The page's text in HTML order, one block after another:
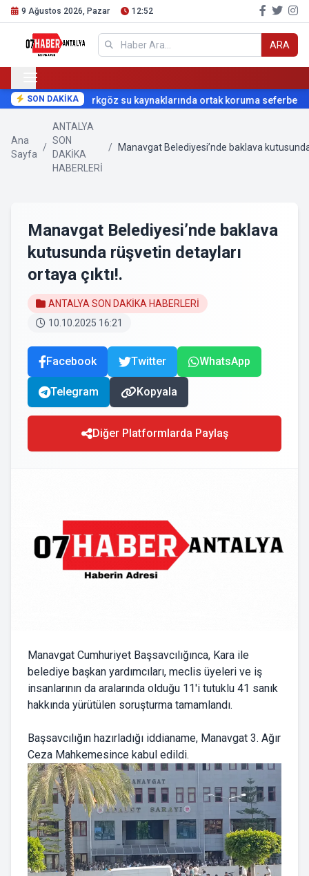
9 Ağustos 2026, Pazar 12:52
ARA
SON DAKİKAKırkgöz su kaynaklarında ortak koruma seferberliği
Ana
Sayfa
/
ANTALYA
SON
DAKİKA
HABERLERİ
/ Manavgat Belediyesi’nde baklava
Manavgat Belediyesi’nde baklava
kutusunda rüşvetin detayları
ortaya çıktı!.
ANTALYA SON DAKİKA HABERLERİ
10.10.2025 16:21
Facebook Twitter WhatsApp
Telegram Kopyala
Diğer Platformlarda Paylaş
Manavgat Cumhuriyet Başsavcılığınca, Kara ile
belediye başkan yardımcıları, meclis üyeleri ve iş
insanlarının da aralarında olduğu 11'i tutuklu 41 sanık
hakkında yürütülen soruşturma tamamlandı.
Başsavcılığın hazırladığı iddianame, Manavgat 3. Ağır
Ceza Mahkemesince kabul edildi.